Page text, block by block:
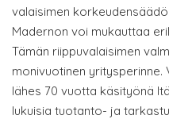
valaisimen
Madernon voi mukauttaa
Tämän riippuvalaisimen
monivuotinen
lähes 70 vuotta käsityönä
lukuisia tuotanto- ja